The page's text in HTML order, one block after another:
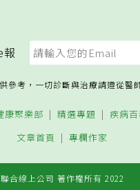
報
參考，一切診斷與治療請遵從醫
康聚樂部 精選專題 疾病
文章首頁
專欄作家
聯合線上公司 著作權所有 2022